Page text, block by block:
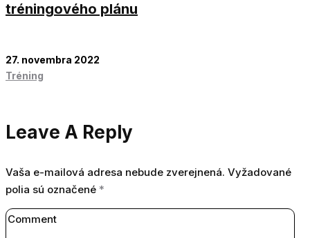
tréningového plánu
27. novembra 2022
Tréning
Leave A Reply
Vaša e-mailová adresa nebude zverejnená. Vyžadované
polia sú označené *